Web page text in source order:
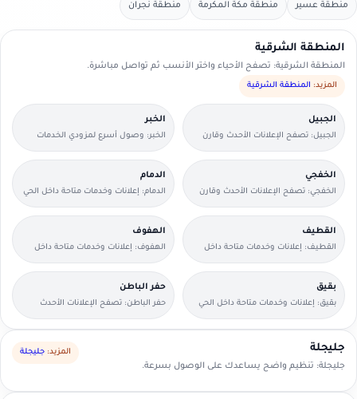
منطقة عسير منطقة مكة المكرمة منطقة نجران
المنطقة الشرقية
المنطقة الشرقية: تصفح الأحياء واختر الأنسب ثم تواصل مباشرة.
المزيد: المنطقة الشرقية
الجبيل
الجبيل: تصفح الإعلانات الأحدث وقارن
التفاصيل بسرعة.
الخبر
الخبر: وصول أسرع لمزودي الخدمات
القريبين منك.
الخفجي
الخفجي: تصفح الإعلانات الأحدث وقارن
التفاصيل بسرعة.
الدمام
الدمام: إعلانات وخدمات متاحة داخل الحي
مع وسائل تواصل مباشرة.
القطيف
القطيف: إعلانات وخدمات متاحة داخل
الحي مع وسائل تواصل مباشرة.
الهفوف
الهفوف: إعلانات وخدمات متاحة داخل
الحي مع وسائل تواصل مباشرة.
بقيق
بقيق: إعلانات وخدمات متاحة داخل الحي
مع وسائل تواصل مباشرة.
حفر الباطن
حفر الباطن: تصفح الإعلانات الأحدث
وقارن التفاصيل بسرعة.
جليجلة
جليجلة: تنظيم واضح يساعدك على الوصول بسرعة.
المزيد: جليجلة